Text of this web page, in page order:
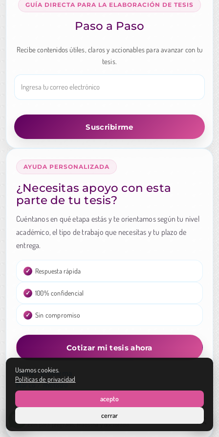
GUÍA DIRECTA PARA LA ELABORACIÓN DE TESIS
Paso a Paso
Recibe contenidos útiles, claros y accionables para avanzar con tu
tesis.
AYUDA PERSONALIZADA
¿Necesitas apoyo con esta
parte de tu tesis?
Cuéntanos en qué etapa estás y te orientamos según tu nivel
académico, el tipo de trabajo que necesitas y tu plazo de
entrega.
Respuesta rápida
100% confidencial
Sin compromiso
Cotizar mi tesis ahora
Tema / problema
Marco / método
Corrección / redacción
Atención para pregrado, maestría y doctorado.
Usamos cookies.
Políticas de privacidad
acepto
cerrar